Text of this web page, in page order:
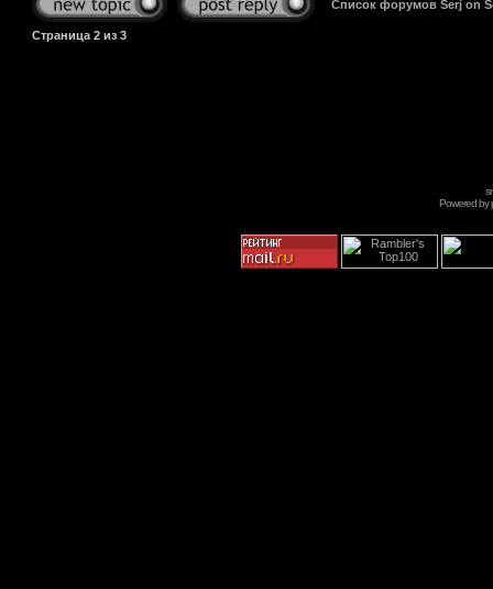
Список форумов Serj on
Страница 2 из 3
Powered by